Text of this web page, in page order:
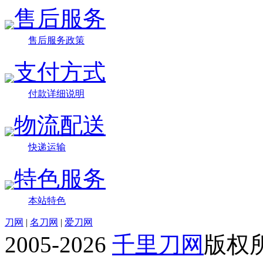
售后服务
售后服务政策
支付方式
付款详细说明
物流配送
快递运输
特色服务
本站特色
刀网 | 名刀网 | 爱刀网
2005-2026 千里刀网 版权